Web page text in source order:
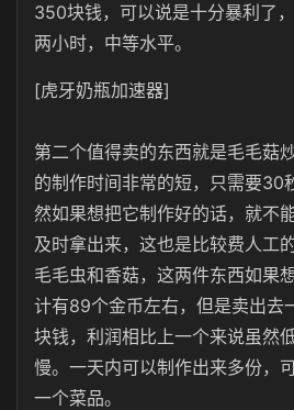
350块钱，可以说是十分暴利了
两小时，中等水平。
[虎牙奶瓶加速器]
第二个值得卖的东西就是毛毛菇
的制作时间非常的短，只需要30
然如果想把它制作好的话，就不
及时拿出来，这也是比较费人工
毛毛虫和香菇，这两件东西如果
计有89个金币左右，但是卖出去
块钱，利润相比上一个来说虽然
慢。一天内可以制作出来多份，
一个菜品。